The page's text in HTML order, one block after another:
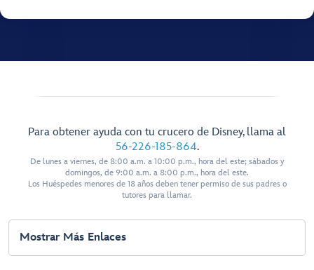
Para obtener ayuda con tu crucero de Disney, llama al
56-226-185-864.
De lunes a viernes, de 8:00 a.m. a 10:00 p.m., hora del este; sábados y
domingos, de 9:00 a.m. a 8:00 p.m., hora del este.
Los Huéspedes menores de 18 años deben tener permiso de sus padres o
tutores para llamar.
Mostrar Más Enlaces